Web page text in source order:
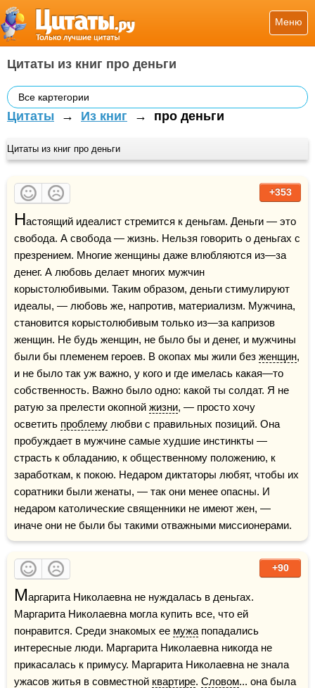
Меню
Цитаты из книг про деньги
Все картегории
Цитаты → Из книг → про деньги
Цитаты из книг про деньги
+353
Настоящий идеалист стремится к деньгам. Деньги — это
свобода. А свобода — жизнь. Нельзя говорить о деньгах с
презрением. Многие женщины даже влюбляются из—за
денег. А любовь делает многих мужчин
корыстолюбивыми. Таким образом, деньги стимулируют
идеалы, — любовь же, напротив, материализм. Мужчина,
становится корыстолюбивым только из—за капризов
женщин. Не будь женщин, не было бы и денег, и мужчины
были бы племенем героев. В окопах мы жили без женщин,
и не было так уж важно, у кого и где имелась какая—то
собственность. Важно было одно: какой ты солдат. Я не
ратую за прелести окопной жизни, — просто хочу
осветить проблему любви с правильных позиций. Она
пробуждает в мужчине самые худшие инстинкты —
страсть к обладанию, к общественному положению, к
заработкам, к покою. Недаром диктаторы любят, чтобы их
соратники были женаты, — так они менее опасны. И
недаром католические священники не имеют жен, —
иначе они не были бы такими отважными миссионерами.
+90
Маргарита Николаевна не нуждалась в деньгах.
Маргарита Николаевна могла купить все, что ей
понравится. Среди знакомых ее мужа попадались
интересные люди. Маргарита Николаевна никогда не
прикасалась к примусу. Маргарита Николаевна не знала
ужасов житья в совместной квартире. Словом... она была